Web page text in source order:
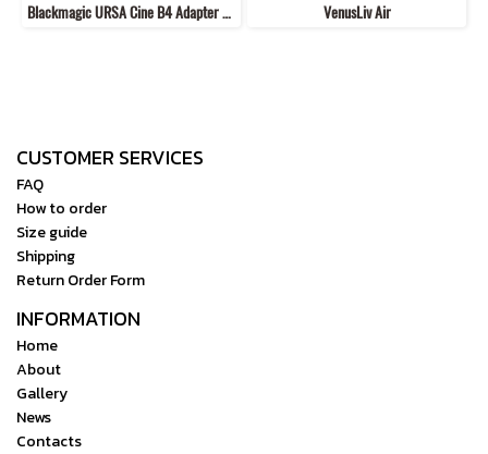
Blackmagic URSA Cine B4 Adapter Cable VenusLiv Air
CUSTOMER SERVICES
FAQ
How to order
Size guide
Shipping
Return Order Form
INFORMATION
Home
About
Gallery
News
Contacts